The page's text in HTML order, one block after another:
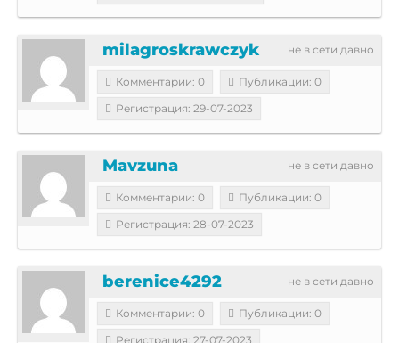
не в сети давно
milagroskrawczyk
Комментарии: 0
Публикации: 0
Регистрация: 29-07-2023
не в сети давно
Mavzuna
Комментарии: 0
Публикации: 0
Регистрация: 28-07-2023
не в сети давно
berenice4292
Комментарии: 0
Публикации: 0
Регистрация: 27-07-2023